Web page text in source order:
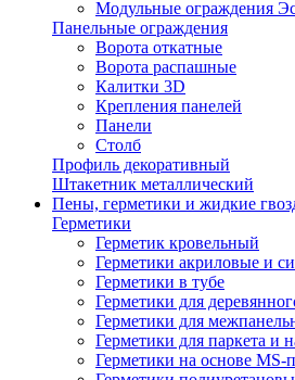
Модульные ограждения
Панельные ограждения
Ворота откатные
Ворота распашные
Калитки 3D
Крепления панелей
Панели
Столб
Профиль декоративный
Штакетник металлический
Пены, герметики и жидкие
Герметики
Герметик кровельный
Герметики акриловые и
Герметики в тубе
Герметики для
Герметики для
Герметики для паркета и
Герметики на основе MS-